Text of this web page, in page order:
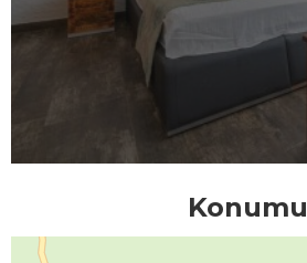
Konumu